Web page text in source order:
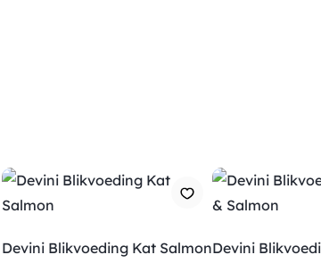
Devini Blikvoeding Kat SalmonDevini